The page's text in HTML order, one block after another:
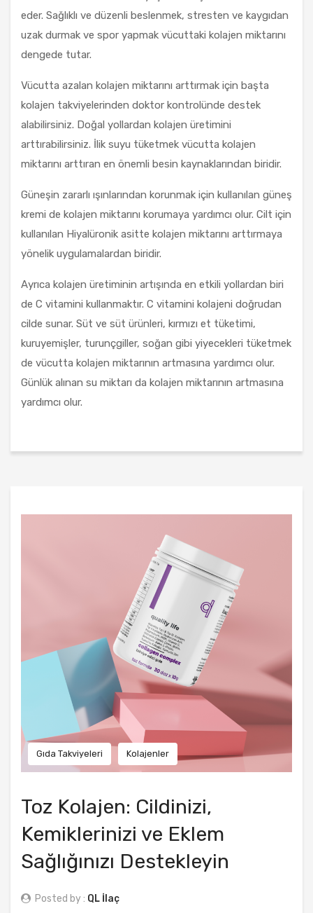
eder. Sağlıklı ve düzenli beslenmek, stresten ve kaygıdan
uzak durmak ve spor yapmak vücuttaki kolajen miktarını
dengede tutar.
Vücutta azalan kolajen miktarını arttırmak için başta
kolajen takviyelerinden doktor kontrolünde destek
alabilirsiniz. Doğal yollardan kolajen üretimini
arttırabilirsiniz. İlik suyu tüketmek vücutta kolajen
miktarını arttıran en önemli besin kaynaklarından biridir.
Güneşin zararlı ışınlarından korunmak için kullanılan güneş
kremi de kolajen miktarını korumaya yardımcı olur. Cilt için
kullanılan Hiyalüronik asitte kolajen miktarını arttırmaya
yönelik uygulamalardan biridir.
Ayrıca kolajen üretiminin artışında en etkili yollardan biri
de C vitamini kullanmaktır. C vitamini kolajeni doğrudan
cilde sunar. Süt ve süt ürünleri, kırmızı et tüketimi,
kuruyemişler, turunçgiller, soğan gibi yiyecekleri tüketmek
de vücutta kolajen miktarının artmasına yardımcı olur.
Günlük alınan su miktarı da kolajen miktarının artmasına
yardımcı olur.
Gıda Takviyeleri Kolajenler
Toz Kolajen: Cildinizi,
Kemiklerinizi ve Eklem
Sağlığınızı Destekleyin
Posted by : QL İlaç